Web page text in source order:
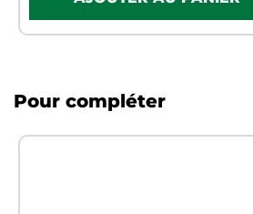
Pour compléter